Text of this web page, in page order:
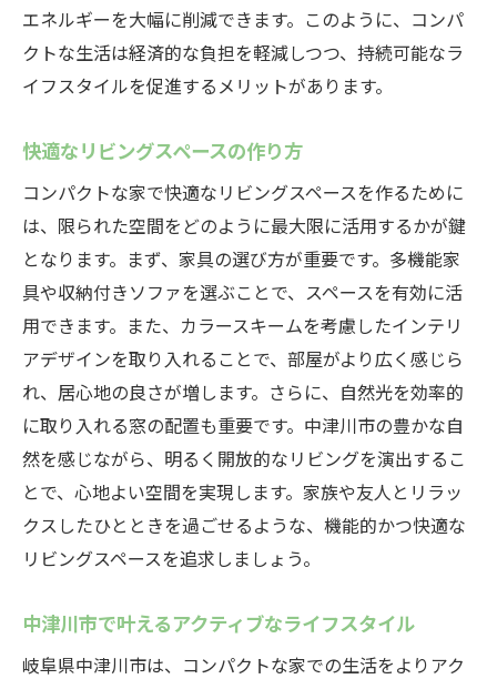
エネルギーを大幅に削減できます。このように、コンパ
クトな生活は経済的な負担を軽減しつつ、持続可能なラ
イフスタイルを促進するメリットがあります。
快適なリビングスペースの作り方
コンパクトな家で快適なリビングスペースを作るために
は、限られた空間をどのように最大限に活用するかが鍵
となります。まず、家具の選び方が重要です。多機能家
具や収納付きソファを選ぶことで、スペースを有効に活
用できます。また、カラースキームを考慮したインテリ
アデザインを取り入れることで、部屋がより広く感じら
れ、居心地の良さが増します。さらに、自然光を効率的
に取り入れる窓の配置も重要です。中津川市の豊かな自
然を感じながら、明るく開放的なリビングを演出するこ
とで、心地よい空間を実現します。家族や友人とリラッ
クスしたひとときを過ごせるような、機能的かつ快適な
リビングスペースを追求しましょう。
中津川市で叶えるアクティブなライフスタイル
岐阜県中津川市は、コンパクトな家での生活をよりアク